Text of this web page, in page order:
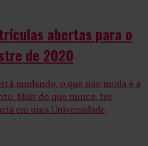
abertas para o
de 2020
mudando, o que não muda é a
Mais do que nunca, ter
em uma Universidade